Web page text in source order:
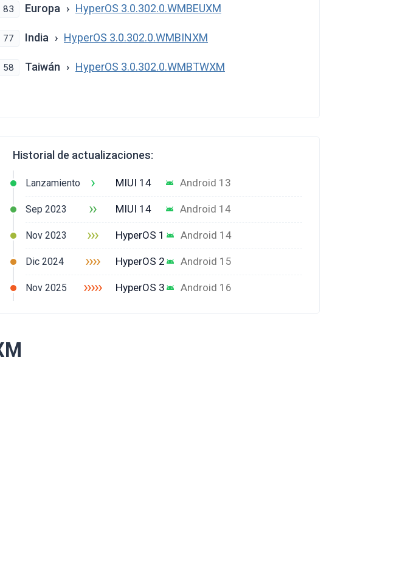
83 Europa HyperOS 3.0.302.0.WMBEUXM
77 India HyperOS 3.0.302.0.WMBINXM
58 Taiwán HyperOS 3.0.302.0.WMBTWXM
Historial de actualizaciones:
Lanzamiento › MIUI 14 Android 13
Sep 2023 ›› MIUI 14 Android 14
Nov 2023 ››› HyperOS 1 Android 14
Dic 2024 ›››› HyperOS 2 Android 15
Nov 2025 ››››› HyperOS 3 Android 16